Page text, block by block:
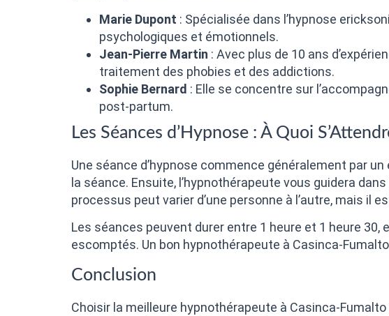
Marie Dupont : Spécialisée dans l’hypnose
psychologiques et émotionnels.
Jean-Pierre Martin : Avec plus de 10 ans
traitement des phobies et des addictions.
Sophie Bernard : Elle se concentre sur
post-partum.
Les Séances d’Hypnose : À Quoi
Une séance d’hypnose commence généralement par
la séance. Ensuite, l’hypnothérapeute vous guidera
processus peut varier d’une personne à l’autre, mais il
Les séances peuvent durer entre 1 heure et 1 heure
escomptés. Un bon hypnothérapeute à Casinca-
Conclusion
Choisir la meilleure hypnothérapeute à Casinca-